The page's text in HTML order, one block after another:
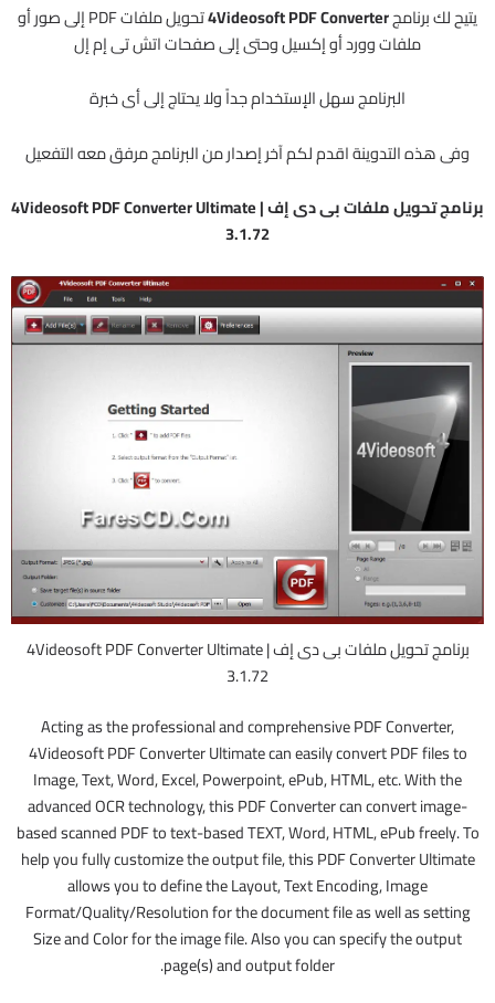
يتيح لك برنامج
تحويل ملفات PDF إلى صور أو
ملفات وورد أو إكسيل وحتى إلى صفحات اتش تى إم إل
البرنامج سهل الإستخدام جداً ولا يحتاج إلى أى خبرة
وفى هذه التدوينة اقدم لكم آخر إصدار من البرنامج مرفق معه التفعيل
برنامج تحويل ملفات بى دى إف | 4Videosoft PDF Converter Ultimate
3.1.72
برنامج تحويل ملفات بى دى إف | 4Videosoft PDF Converter Ultimate
3.1.72
Acting as the professional and comprehensive PDF Converter,
4Videosoft PDF Converter Ultimate can easily convert PDF files to
Image, Text, Word, Excel, Powerpoint, ePub, HTML, etc. With the
advanced OCR technology, this PDF Converter can convert image-
based scanned PDF to text-based TEXT, Word, HTML, ePub freely. To
help you fully customize the output file, this PDF Converter Ultimate
allows you to define the Layout, Text Encoding, Image
Format/Quality/Resolution for the document file as well as setting
Size and Color for the image file. Also you can specify the output
page(s) and output folder.